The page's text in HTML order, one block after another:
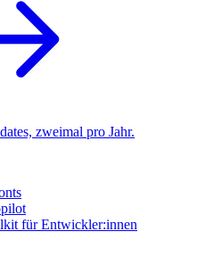
zweimal pro Jahr.
für Entwickler:innen